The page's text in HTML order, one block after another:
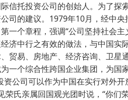
托投资公司的创始人。为了探
司的建议。1979年10月，经中
一个章程，强调“公司坚持社会
济中行之有效的做法，与中国
贸易、房地产、经济咨询、卫
一个综合性跨国企业集团，为
资公司可以作为中国在实行对外
荣氏亲属回国观光团时说，“你